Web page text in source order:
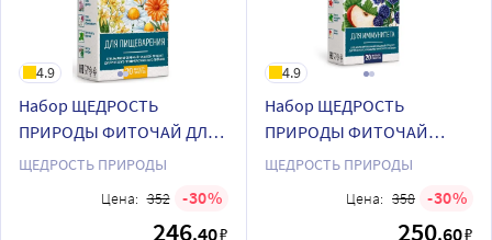
4.9
Набор ЩЕДРОСТЬ
ПРИРОДЫ ФИТОЧАЙ ДЛЯ
ПИЩЕВАРЕНИЯ фильтр-
ПРИРОДЫ ФИТОЧАЙ
ЩЕДРОСТЬ ПРИРОДЫ
Цена: 352 30
246.40₽
4.9
Набор ЩЕДРОСТЬ
ПРИРОДЫ ФИТОЧАЙ
ДИАБЕТИЧЕСКИЙ фильтр-
ПРИРОДЫ ФИТОЧАЙ ДЛЯ
ЩЕДРОСТЬ ПРИРОДЫ
Цена: 358 30
250.60₽